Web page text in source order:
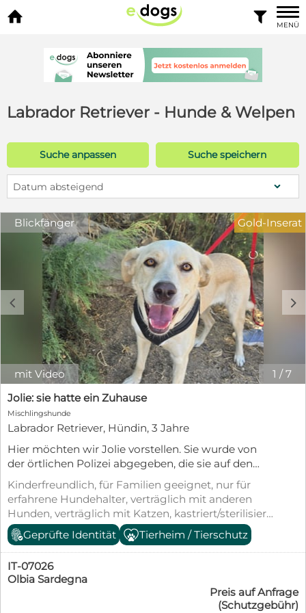
 
MENÜ
Labrador Retriever - Hunde & Welpen
Suche anpassen Suche speichern
Datum absteigend
Blickfänger
1 /7
c d
mit Video
Gold-Inserat
Jolie: sie hatte ein Zuhause
Mischlingshunde
Labrador Retriever, Hündin, 3 Jahre
Hier möchten wir Jolie vorstellen. Sie wurde von
der örtlichen Polizei abgegeben, die sie auf den
Straßen Olbias fand. Wahrscheinlich wurde sie kurz
vorher ausgesetzt, denn Jolie sah sehr gepflegt aus
und machte einen gut genährten Eindruck. Leider
fragte niemand nach ihr und somit machen wir
uns nun auf die Suche nach einer lieben Familie,
damit sie nicht zu lange im Tierheim bleiben muss.
Jolie ist sehr aufgeschlossen gegenüber
Menschen. Ddabei macht sie keinen Unterschied,
ob ein Mann oder eine Frau sich mit ihr beschäftigt.
Jolie geht sehr gut an der Leine, ist aufmerksam
Kinderfreundlich, für Familien geeignet, nur für
erfahrene Hundehalter, verträglich mit anderen
Hunden, verträglich mit Katzen, kastriert/sterilisiert,
geimpft (mind. Pflichtimpfungen), entwurmt,
gechipt, mit EU-Heimtierausweis, Tierschutzgesetz
§11
Geprüfte Identität Tierheim / Tierschutz
IT-07026
Olbia Sardegna
Preis auf Anfrage
(Schutzgebühr)